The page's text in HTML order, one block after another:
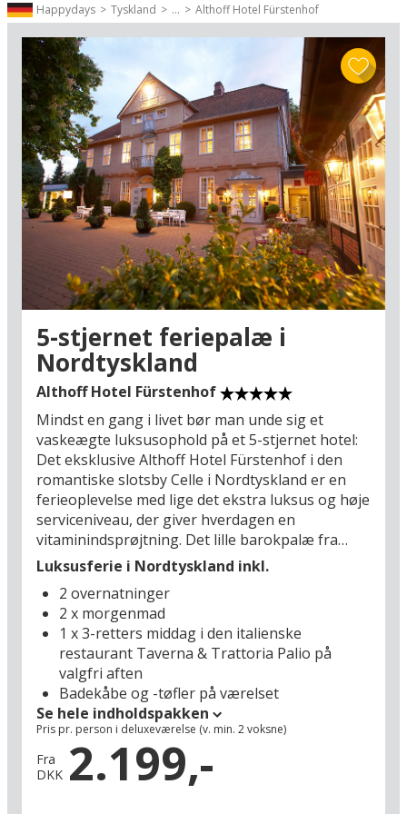
rensdyrskind, røget laks og "glögi"!
Der findes 150 julepyntede boder og spisesteder omkring
markedspladsen - og så er Hannover jo en nordtysk storby med
enormt shoppingpotentiale fra tidlig morgen til sen aften.
Specialbutikkerne står skulder ved skulder i Hannovers centrum, så
mangler du inspiration til julegaver til dem, der har alt - så tag
motorvejen direkte til julemarked i Hannover. Det er tættere på,
end du tror.
Find et godt hotel tæt på det berømte julemarked i
Hannover - se listen herunder
Afstand fra hotellet til julemarked i Hannover ser du ved at klikke
på knappen "Læs mere".
Find datoer og mere information om årets dejligste julemarkeder i
Tyskland, Danmark og Sverige - klik her »
Happydays Tyskland ... Althoff Hotel Fürstenhof
5-stjernet feriepalæ i
Nordtyskland
Althoff Hotel Fürstenhof
Mindst en gang i livet bør man unde sig et
vaskeægte luksusophold på et 5-stjernet hotel:
Det eksklusive Althoff Hotel Fürstenhof i den
romantiske slotsby Celle i Nordtyskland er en
ferieoplevelse med lige det ekstra luksus og høje
serviceniveau, der giver hverdagen en
vitaminindsprøjtning. Det lille barokpalæ fra
1680 har sin egen hyggelige og prisbelønnede
italienske restaurant. På Althoff Hotel
Fürstenhof er der badekåbe på værelset og
naturligvis en lækker wellnessafdeling med
indendørs swimmingpool. Og så har det 5-
stjernede hotel sin egen unikke stemning med
originale, historiske detaljer, smukke udendørs
omgivelser, hvor man kan nyde et glas under
kastanjetræerne i gårdhaven – og ikke mindst
en pragtfuld beliggenhed få minutters gang fra
slottet og den gamle bydel i Celle syd for det
disede, lyngklædte hedelandskab Lüneburger
Luksusferie i Nordtyskland inkl.
2 overnatninger
2 x morgenmad
1 x 3-retters middag i den italienske
restaurant Taverna & Trattoria Palio på
valgfri aften
Badekåbe og -tøfler på værelset
Se hele indholdspakken
Pris pr. person i deluxeværelse (v. min. 2 voksne)
Fra
DKK 2.199,-